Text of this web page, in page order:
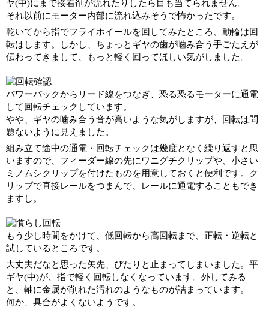
ヤ(中)にまで接着剤が流れたりしたら目も当てられません。
それ以前にモーター内部に流れ込みそうで怖かったです。
乾いてから指でフライホイールを回してみたところ、動輪は回
転はします。しかし、ちょっとギヤの歯が噛み合う手ごたえが
伝わってきまして、もっと軽く回ってほしい気がしました。
パワーパックからリード線をつなぎ、恐る恐るモーターに通電
して回転チェックしています。
やや、ギヤの噛み合う音が高いような気がしますが、回転は問
題ないように見えました。
組み立て途中の通電・回転チェックは幾度となく繰り返すと思
いますので、フィーダー線の先にワニグチクリップや、小さい
ミノムシクリップを付けたものを用意しておくと便利です。ク
リップで直接レールをつまんで、レールに通電することもでき
ますし。
もう少し時間をかけて、低回転から高回転まで、正転・逆転と
試しているところです。
大丈夫だなと思った矢先、ぴたりと止まってしまいました。平
ギヤ(中)が、指で軽く回転しなくなっています。外してみる
と、軸に金属が削れた汚れのようなものが詰まっています。
何か、具合がよくないようです。